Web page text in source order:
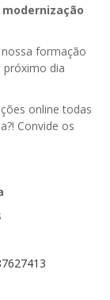
formação
próximo dia
online todas
Convide os